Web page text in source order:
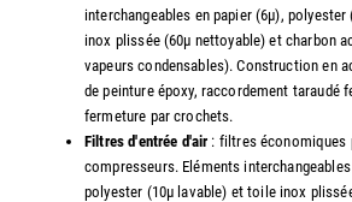
interchangeables en papier (6µ),
inox plissée (60µ nettoyable) et charbon
vapeurs condensables). Construction en
de peinture époxy, raccordement taraudé
fermeture par crochets.
Filtres d'entrée d'air : filtres économiques
compresseurs. Eléments
polyester (10µ lavable) et toile inox